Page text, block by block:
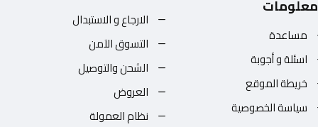
معلومات
مساعدة
اسئلة و أجوبة
خريطة الموقع
سياسة الخصوصية
الارجاع و الاستبدال
التسوق الآمن
الشحن والتوصيل
العروض
نظام العمولة